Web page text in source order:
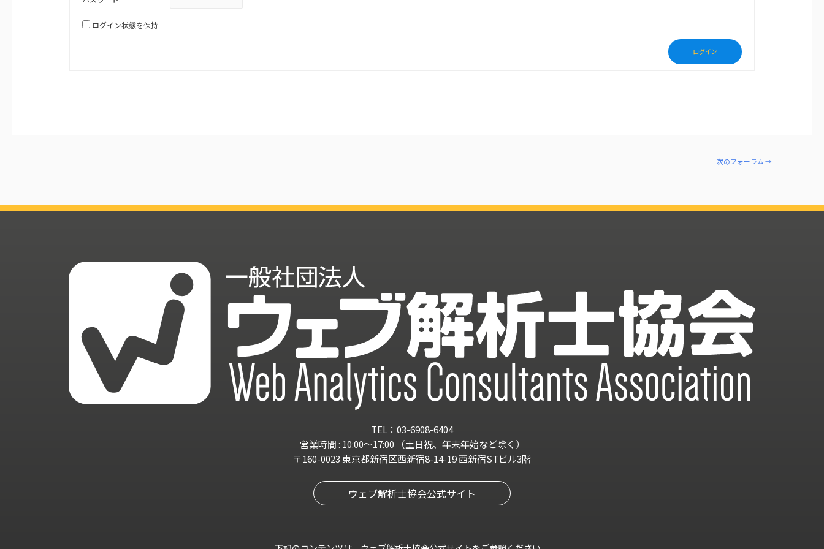
ログイン状態を保持
ログイン
次のフォーラム→
TEL：03-6908-6404
営業時間 : 10:00～17:00 （土日祝、年末年始など除く）
〒160-0023 東京都新宿区西新宿8-14-19西新宿STビル3階
ウェブ解析士協会公式サイト